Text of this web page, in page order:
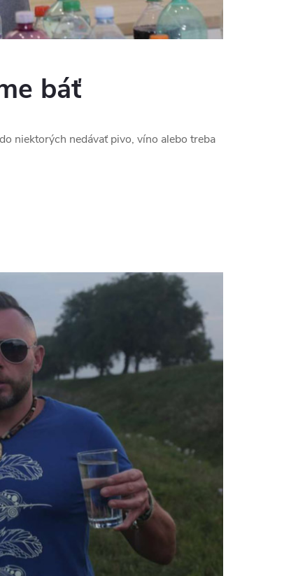
báť
niektorých nedávať pivo, víno alebo treba